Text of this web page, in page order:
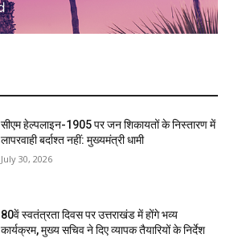
सीएम हेल्पलाइन-1905 पर जन शिकायतों के निस्तारण में
लापरवाही बर्दाश्त नहीं: मुख्यमंत्री धामी
July 30, 2026
80वें स्वतंत्रता दिवस पर उत्तराखंड में होंगे भव्य
कार्यक्रम, मुख्य सचिव ने दिए व्यापक तैयारियों के निर्देश